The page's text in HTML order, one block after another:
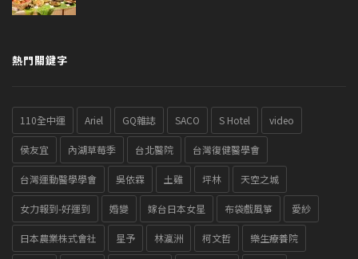
熱門關鍵字
110全中運 Ariel GQ雜誌 SACO S Hotel video
侯友宜 內湖草莓季 台北醫院 台灣復健醫學會
台灣運動醫學學會 吳依霖 土雞 坪林 天空之城
女力報到-好運到 婚變 嫁台日本女星 布袋戲風箏 愛紗
日本農業株式會社 星予 林瀛洲 柯文哲 樂生療養院